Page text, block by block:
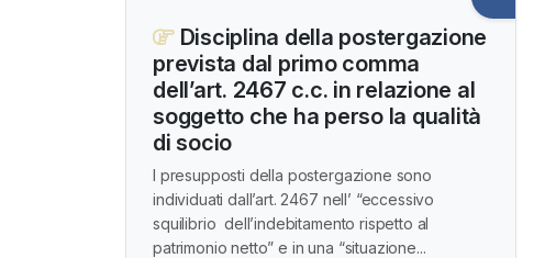
Disciplina della postergazione
prevista dal primo comma
dell’art. 2467 c.c. in relazione al
soggetto che ha perso la qualità
di socio
I presupposti della postergazione sono
individuati dall’art. 2467 nell’ “eccessivo
squilibrio dell’indebitamento rispetto al
patrimonio netto” e in una “situazione...